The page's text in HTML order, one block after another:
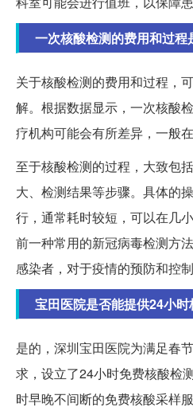
一次核酸检测的费用和过程
关于核酸检测的费用和过程，
解。根据数据显示，一次核酸
疗机构可能会有所差异，一般
至于核酸检测的过程，大致包
大、检测结果等步骤。具体的
行，通常耗时较短，可以在几
前一种常用的新冠病毒检测方
感染者，对于疫情的预防和控
宝田医院是否能提供24小时
是的，深圳宝田医院为满足春
求，设立了24小时免费核酸检
时早晚不间断的免费核酸采样